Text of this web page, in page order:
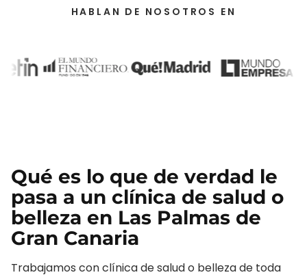
HABLAN DE NOSOTROS EN
Qué es lo que de verdad le
pasa a un clínica de salud o
belleza en Las Palmas de
Gran Canaria
Trabajamos conclínica de salud o bellezade toda